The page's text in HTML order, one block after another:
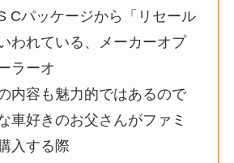
パッケージから「リセール
われている、メーカーオプ
ラーオ
容も魅力的ではあるので
車好きのお父さんがファミ
入する際